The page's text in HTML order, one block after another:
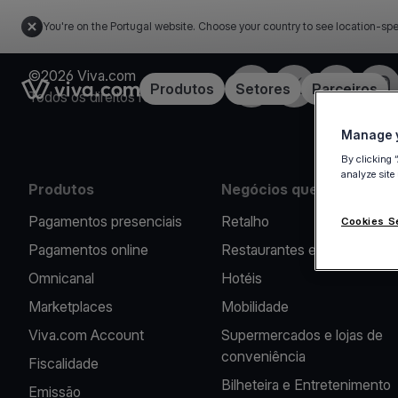
You're on the Portugal website. Choose your country to see location-
Link to the homepageProdutos Setores Parceiros
©2026 Viva.com
Todos os direitos reservados
FacebookTwitterLinkedIn
Produtos
Pagamentos presenciais
Pagamentos online
Omnicanal
Marketplaces
Viva.com Account
Fiscalidade
Emissão
Negócios que apoiamos
Retalho
Restaurantes e Cafés
Hotéis
Mobilidade
Supermercados e lojas de
conveniência
Bilheteira e Entretenimento
Manage
By clicking
analyze
Cookies